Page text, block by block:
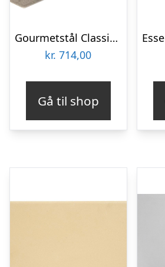
Gourmetstål Classic pizzastål
kr. 714,00
Gå til shop